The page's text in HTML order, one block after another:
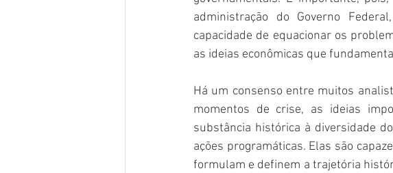
administração do Governo
capacidade de equacionar os
as ideias econômicas que
Há um consenso entre muitos
momentos de crise, as ideias
substância histórica à diversidade
ações programáticas. Elas são
formulam e definem a trajetória